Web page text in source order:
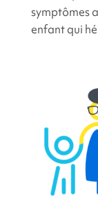
symptômes a
enfant qui